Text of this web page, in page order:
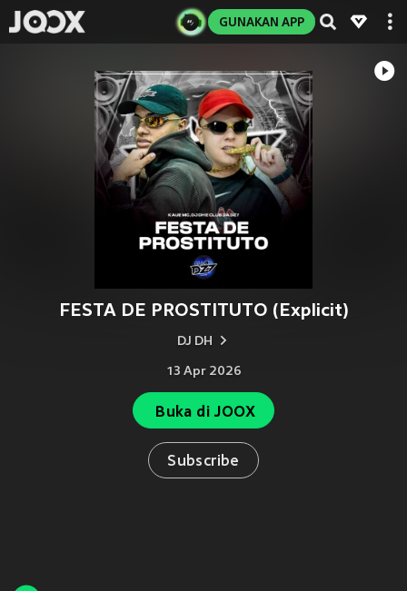
GUNAKAN APP
FESTA DE PROSTITUTO (Explicit)
DJ DH
13 Apr 2026
Buka di JOOX
Subscribe